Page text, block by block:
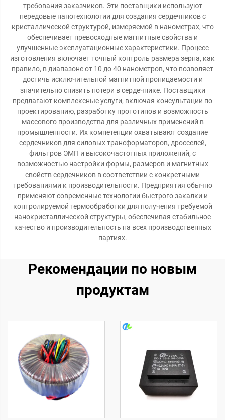
требования заказчиков. Эти поставщики используют
передовые нанотехнологии для создания сердечников с
кристаллической структурой, измеряемой в нанометрах, что
обеспечивает превосходные магнитные свойства и
улучшенные эксплуатационные характеристики. Процесс
изготовления включает точный контроль размера зерна, как
правило, в диапазоне от 10 до 40 нанометров, что позволяет
достичь исключительной магнитной проницаемости и
значительно снизить потери в сердечнике. Поставщики
предлагают комплексные услуги, включая консультации по
проектированию, разработку прототипов и возможность
массового производства для различных применений в
промышленности. Их компетенции охватывают создание
сердечников для силовых трансформаторов, дросселей,
фильтров ЭМП и высокочастотных приложений, с
возможностью настройки формы, размеров и магнитных
свойств сердечников в соответствии с конкретными
требованиями к производительности. Предприятия обычно
применяют современные технологии быстрого закалки и
контролируемой термообработки для получения требуемой
нанокристаллической структуры, обеспечивая стабильное
качество и производительность на всех производственных
партиях.
Рекомендации по новым
продуктам